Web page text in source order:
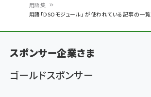
ン
く
ず
用語集
用語「DSOモジュール」 が使われている記事の一覧
スポンサー企業さま
ゴールドスポンサー